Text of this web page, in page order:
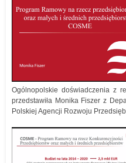
Ogólnopolskie doświadczenia z
przedstawiła Monika Fiszer z
Polskiej Agencji Rozwoju